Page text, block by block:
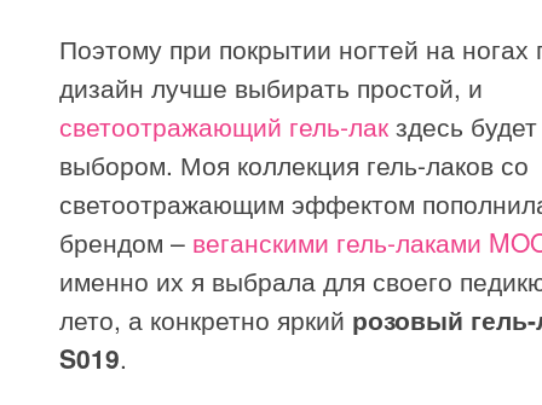
Поэтому при покрытии ногтей на ногах
дизайн лучше выбирать простой, и
светоотражающий гель-лак здесь
выбором. Моя коллекция гель-лаков со
светоотражающим эффектом
брендом – веганскими гель-лаками
именно их я выбрала для своего
лето, а конкретно яркий розовый
S019.